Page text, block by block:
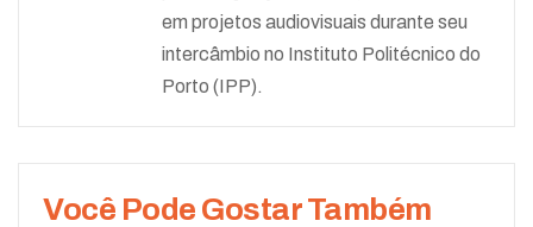
em projetos audiovisuais durante seu
intercâmbio no Instituto Politécnico do
Porto (IPP).
Você Pode Gostar Também